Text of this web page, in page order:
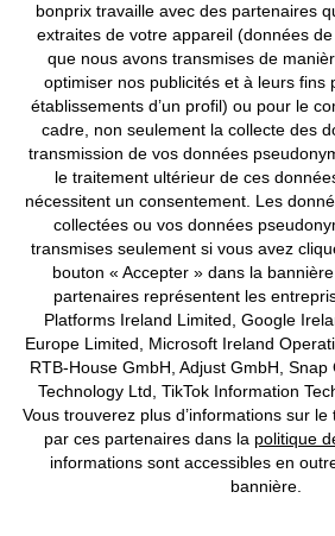
CGV Données personnelles
Mentions légales
© 2026 bonprix.Tous
Deutsch
bonprix travaille avec des partenaires
extraites de votre appareil (données
que nous avons transmises de
optimiser nos publicités et à leurs fins
établissements d’un profil) ou pour le
cadre, non seulement la collecte des
transmission de vos données
le traitement ultérieur de ces
nécessitent un consentement. Les
collectées ou vos données
transmises seulement si vous avez
bouton « Accepter » dans la
partenaires représentent les
Platforms Ireland Limited, Google
Europe Limited, Microsoft Ireland
RTB-House GmbH, Adjust GmbH,
Technology Ltd, TikTok Information
Vous trouverez plus d’informations sur
par ces partenaires dans la politique
informations sont accessibles en
bannière.